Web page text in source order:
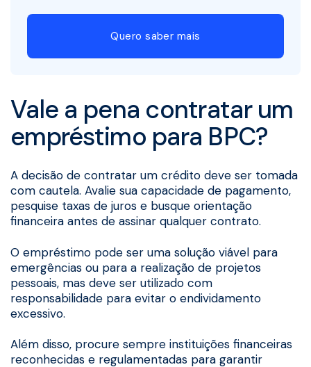
Quero saber mais
Vale a pena contratar um
empréstimo para BPC?
A decisão de contratar um crédito deve ser tomada
com cautela. Avalie sua capacidade de pagamento,
pesquise taxas de juros e busque orientação
financeira antes de assinar qualquer contrato.
O empréstimo pode ser uma solução viável para
emergências ou para a realização de projetos
pessoais, mas deve ser utilizado com
responsabilidade para evitar o endividamento
excessivo.
Além disso, procure sempre instituições financeiras
reconhecidas e regulamentadas para garantir